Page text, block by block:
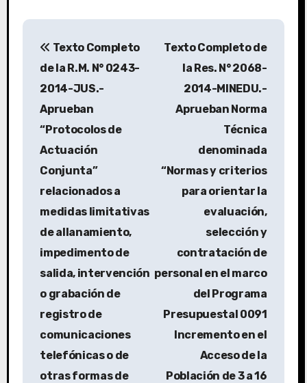
Texto Completo
de la R.M. N° 0243-
2014-JUS.-
Aprueban
“Protocolos de
Actuación
Conjunta”
relacionados a
medidas limitativas
de allanamiento,
impedimento de
salida, intervención
o grabación de
registro de
comunicaciones
telefónicas o de
otras formas de
Texto Completo de
la Res. N° 2068-
2014-MINEDU.-
Aprueban Norma
Técnica
denominada
“Normas y criterios
para orientar la
evaluación,
selección y
contratación de
personal en el marco
del Programa
Presupuestal 0091
Incremento en el
Acceso de la
Población de 3 a 16